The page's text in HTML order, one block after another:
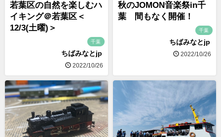
若葉区の自然を楽しむハ
イキング＠若葉区＜
12/3(土曜)＞
千葉
ちばみなとjp
2022/10/26
秋のJOMON音楽祭in千
葉 間もなく開催！
千葉
ちばみなとjp
2022/10/26